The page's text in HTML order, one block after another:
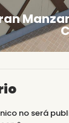
no será